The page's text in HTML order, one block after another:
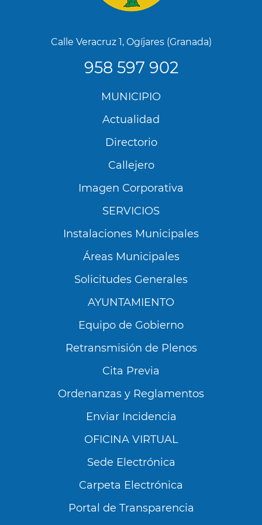
Utilizamos cookies propias y de terceros para
analizar nuestros servicios y mostrarte
publicidad relacionada con tus preferencias en
Calle Veracruz 1, Ogíjares (Granada)
958 597 902
MUNICIPIO
Actualidad
Directorio
Callejero
Imagen Corporativa
SERVICIOS
Instalaciones Municipales
Áreas Municipales
Solicitudes Generales
AYUNTAMIENTO
Equipo de Gobierno
Retransmisión de Plenos
Cita Previa
Ordenanzas y Reglamentos
Enviar Incidencia
OFICINA VIRTUAL
Sede Electrónica
Carpeta Electrónica
Portal de Transparencia